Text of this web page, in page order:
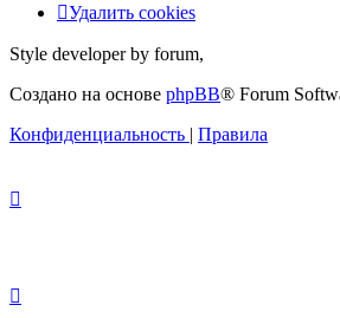
Удалить cookies
Style developer by forum,
Создано на основе phpBB® Forum
Конфиденциальность | Правила